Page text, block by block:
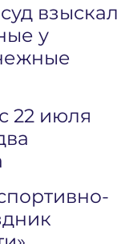
взыскал
у
22 июля